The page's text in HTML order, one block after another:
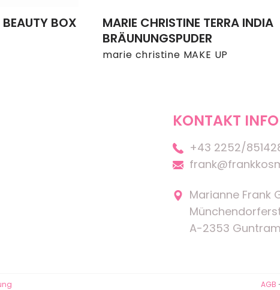
BEAUTY BOX
marie christine MAKE UP
MARIE CHRISTINE TERRA INDIA
BRÄUNUNGSPUDER
KONTAKT INFO
+43 2252/
Marianne Frank
A-2353
AGB